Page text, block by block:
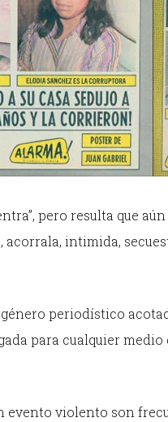
pero resulta que
intimida,
periodístico
para cualquier
evento violento son